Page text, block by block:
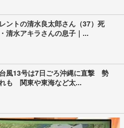
ントの清水良太郎さん（37）死
水アキラさんの息子｜...
台風13号は7日ごろ沖縄に直撃 勢
も 関東や東海など太...